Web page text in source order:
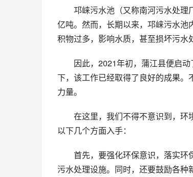
邛崃污水池（又称南河污水处
亿吨。然而，长期以来，邛崃污水
积物过多，影响水质，甚至损坏污水
因此，2021年初，蒲江县便启
下，该工作已经取得了良好的成果
力量。
在这里，我们不得不意识到，环
以下几个方面入手：
首先，要强化环保意识，落实环
污水处理设施。同时，还要鼓励各